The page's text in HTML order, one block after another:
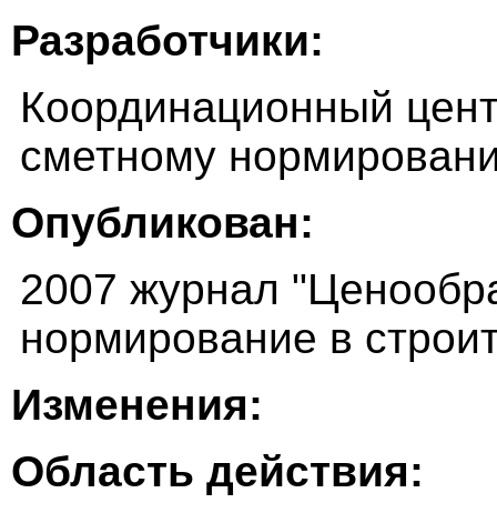
Разработчики:
Координационный
сметному
Опубликован:
2007 журнал
нормирование в
Изменения:
Область действия: